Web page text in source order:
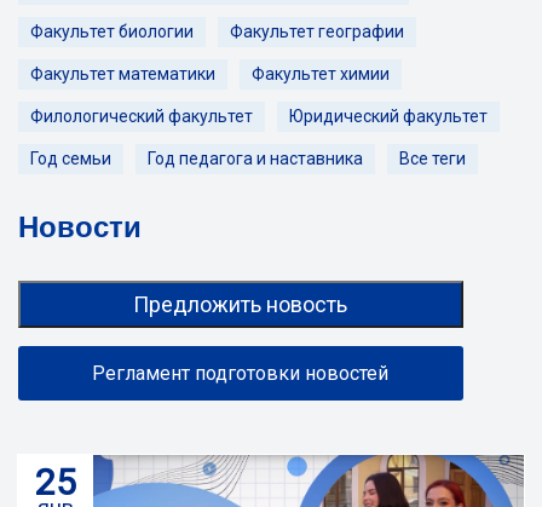
Факультет биологии Факультет географии
Факультет математики Факультет химии
Филологический факультет Юридический факультет
Год семьи Год педагога и наставника Все теги
Новости
25
Предложить новость
Регламент подготовки новостей